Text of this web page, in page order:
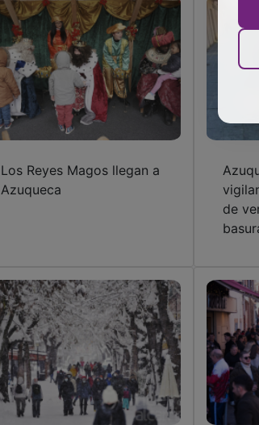
Los Reyes Magos llegan a
Azuqueca
de